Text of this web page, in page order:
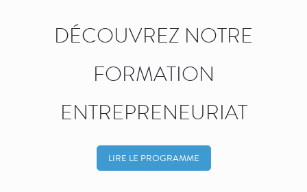
DÉCOUVREZ NOTRE
FORMATION
ENTREPRENEURIAT
LIRE LE PROGRAMME